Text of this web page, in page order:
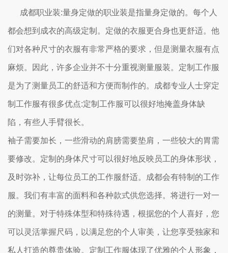
成都职业装:量身定做的职业装是指量身定做的。每个人
都会想到成衣的高级定制。定做的衣服更合身也更舒适。他
们对各种尺寸的衣服有非常严格的要求，但是测量衣服有点
麻烦。因此，许多企业并不十分重视测量服装。定制工作服
是为了测量员工的舒适和方便而制作的。成都专业人士穿定
制工作服有很多优点:定制工作服可以很好地掩盖身体缺
陷，有些人手臂很长。
袖子需要加长，一些滑动的肩膀需要垫肩，一些较大的胃需
要修改。定制的身体尺寸可以很好地反映员工的身体形状，
及时弥补，让每位员工的工作服舒适。成都会有特制的工作
服。我们有丰富的面料和各种款式供您选择。将进行一对一
的测量。对于特殊体型和特殊待遇，根据您的个人喜好，您
可以灵活掌握尺码，以满足您的个人审美，让您享受独家和
私人打造的尊贵体验。定制工作服体现了优雅的个人形象，